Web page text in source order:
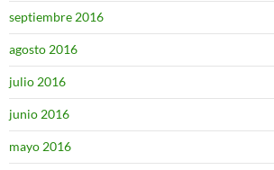
septiembre 2016
agosto 2016
julio 2016
junio 2016
mayo 2016